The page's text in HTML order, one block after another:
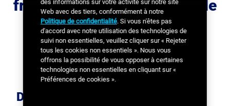
fragmentées en un moteur de
revenus unifié
Des outils de planification qui
des informations sur votre activité sur notre site
Web avec des tiers, conformément à notre
Politique de confidentialité. Si vous n'êtes pas
d'accord avec notre utilisation des technologies de
suivi non essentielles, veuillez cliquer sur « Rejeter
tous les cookies non essentiels ». Nous vous
offrons la possibilité de vous opposer à certaines
technologies non essentielles en cliquant sur «
Préférences de cookies ».